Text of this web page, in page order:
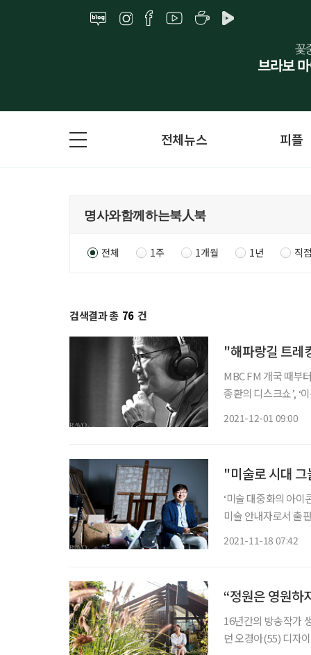
전체뉴스 피플
전체 1주 1개월 1년 직
검색결과 총 76 건
"해파랑길 트레
MBC FM 개국 때부
종환의 디스크쇼’, ‘
2021-12-01 09:00
"미술로 시대
‘미술 대중화의 아
미술 안내자로서 출
2021-11-18 07:42
“정원은 영원하
16년간의 방송작가
던 오경아(55) 디자